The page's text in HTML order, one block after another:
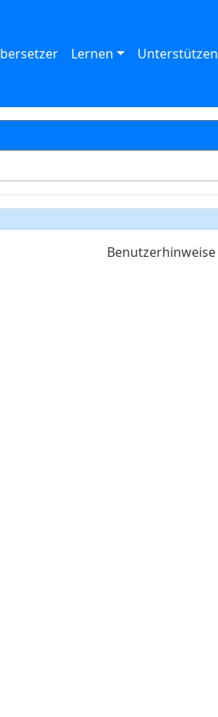
Lernen Unterstützen
Benutzerhinweise